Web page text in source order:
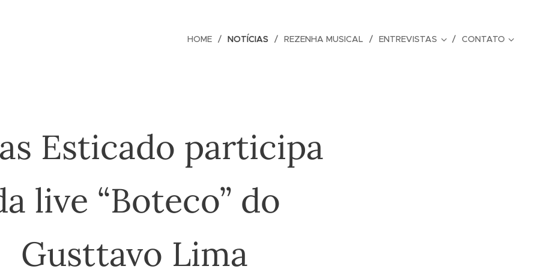
HOME NOTÍCIAS REZENHA MUSICAL ENTREVISTAS CONTATO
Esticado participa
live “Boteco” do
Gusttavo Lima